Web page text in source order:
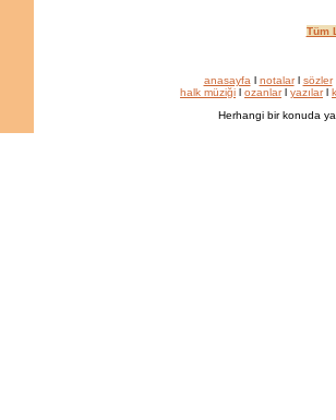
Tüm
anasayfa l notalarl sözler
halk müziği l ozanlarl yazılarl
Herhangi bir konuda